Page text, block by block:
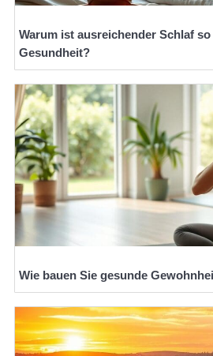
Warum ist ausreichender Schlaf
Gesundheit?
Wie bauen Sie gesunde